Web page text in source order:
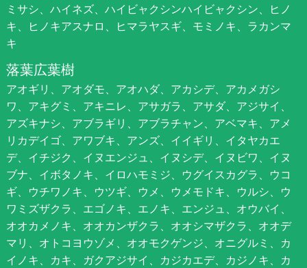
ミサシ、ハイネズ、ハイビャクシンハイビャクシン、ヒノ
キ、ヒノキアスナロ、ヒマラヤスギ、モミノキ、ラカンマ
キ
落葉広葉樹
アオギリ、アオダモ、アオハダ、アカシデ、アカメガシ
ワ、アキグミ、アキニレ、アサガラ、アサダ、アジサイ、
アズキナシ、アブラギリ、アブラチャン、アベマキ、アメ
リカデイゴ、アワブキ、アンズ、イイギリ、イタヤカエ
デ、イチジク、イヌエンジュ、イヌシデ、イヌビワ、イヌ
ブナ、イボタノキ、イロハモミジ、ウグイスカグラ、ウコ
ギ、ウチワノキ、ウツギ、ウメ、ウメモドキ、ウルシ、ウ
ワミズザクラ、エゴノキ、エノキ、エンジュ、オウバイ、
オオカメノキ、オオカンザクラ、オオシマザクラ、オオデ
マリ、オトコヨウゾメ、オオモクゲンジ、オニグルミ、カ
イノキ、カキ、ガクアジサイ、カジカエデ、カジノキ、カ